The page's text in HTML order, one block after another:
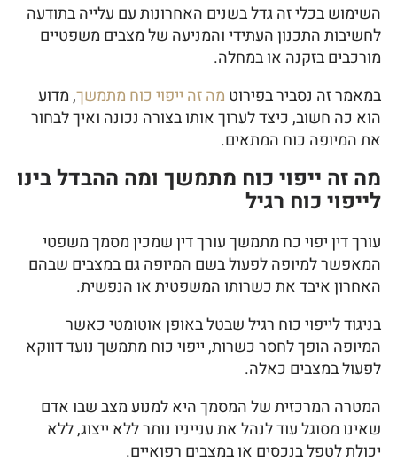
השימוש בכלי זה גדל בשנים האחרונות עם עלייה בתודעה
לחשיבות התכנון העתידי והמניעה של מצבים משפטיים
מורכבים בזקנה או במחלה.
במאמר זה נסביר בפירוט מה זה ייפוי כוח מתמשך, מדוע
הוא כה חשוב, כיצד לערוך אותו בצורה נכונה ואיך לבחור
את המיופה כוח המתאים.
מה זה ייפוי כוח מתמשך ומה ההבדל בינו
לייפוי כוח רגיל
עורך דין יפוי כח מתמשך עורך דין שמכין מסמך משפטי
המאפשר למיופה לפעול בשם המיופה גם במצבים שבהם
האחרון איבד את כשרותו המשפטית או הנפשית.
בניגוד לייפוי כוח רגיל שבטל באופן אוטומטי כאשר
המיופה הופך לחסר כשרות, ייפוי כוח מתמשך נועד דווקא
לפעול במצבים כאלה.
המטרה המרכזית של המסמך היא למנוע מצב שבו אדם
שאינו מסוגל עוד לנהל את ענייניו נותר ללא ייצוג, ללא
יכולת לטפל בנכסים או במצבים רפואיים.